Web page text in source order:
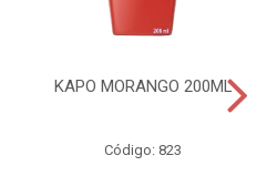
KAPO MORANGO 200ML
Código: 823